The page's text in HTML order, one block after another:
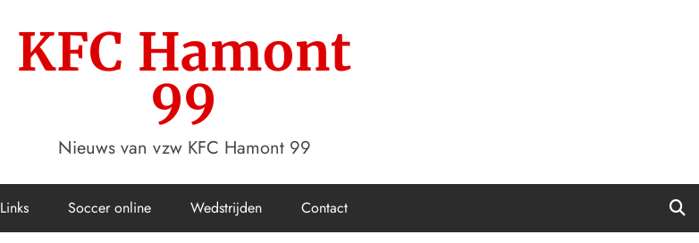
KFC Hamont
99
Nieuws van vzw KFC Hamont 99
Links Soccer online Wedstrijden Contact